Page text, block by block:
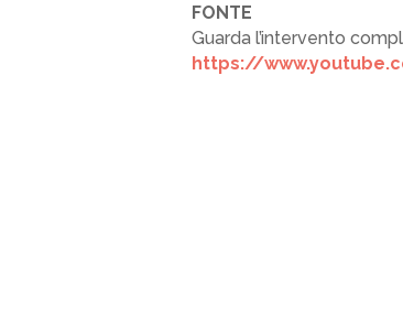
FONTE
Guarda l’intervento
https://